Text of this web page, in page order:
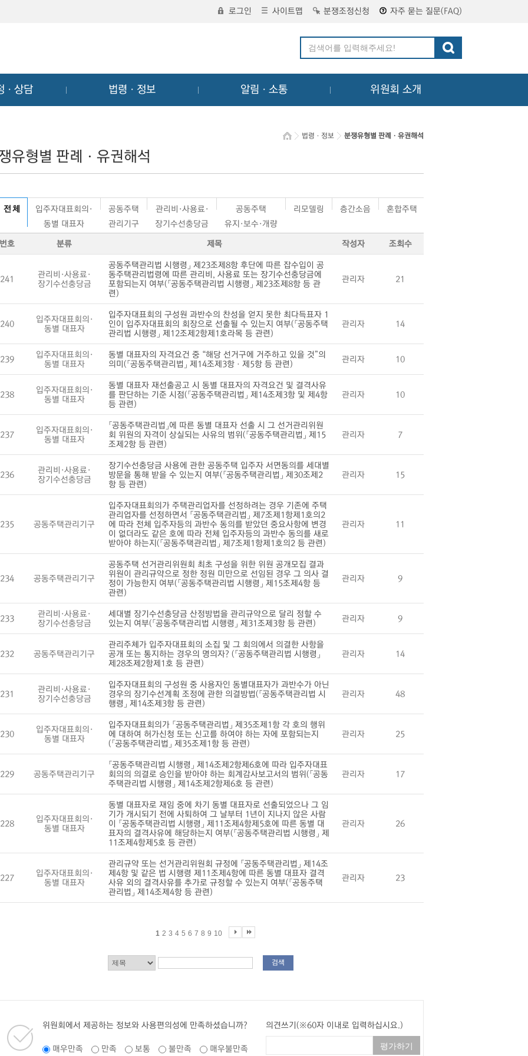
로그인 사이트맵 분쟁조정신청 자주 묻는 질문(FAQ)
ㆍ상담 법령ㆍ정보 알림ㆍ소통 위원회 소개
법령ㆍ정보 분쟁유형별 판례ㆍ유권해석
유형별 판례ㆍ유권해석
전 체
입주자대표회의·
동별 대표자
공동주택
관리기구
관리비·사용료·
장기수선충당금
공동주택
유지·보수·개량
리모델링 층간소음 혼합주택
호 분류 제목 작성자 조회수
241
관리비·사용료·
장기수선충당금
공동주택관리법 시행령」 제23조제8항 후단에 따른 잡수입이 공
동주택관리법령에 따른 관리비, 사용료 또는 장기수선충당금에
포함되는지 여부(「공동주택관리법 시행령」 제23조제8항 등 관
련)
관리자 21
240
입주자대표회의·
동별 대표자
입주자대표회의 구성원 과반수의 찬성을 얻지 못한 최다득표자 1
인이 입주자대표회의 회장으로 선출될 수 있는지 여부(「공동주택
관리법 시행령」 제12조제2항제1호라목 등 관련)
관리자 14
239
입주자대표회의·
동별 대표자
동별 대표자의 자격요건 중 “해당 선거구에 거주하고 있을 것”의
의미(「공동주택관리법」 제14조제3항ㆍ제5항 등 관련)
관리자 10
238
입주자대표회의·
동별 대표자
동별 대표자 재선출공고 시 동별 대표자의 자격요건 및 결격사유
를 판단하는 기준 시점(「공동주택관리법」 제14조제3항 및 제4항
등 관련)
관리자 10
237
입주자대표회의·
동별 대표자
「공동주택관리법」에 따른 동별 대표자 선출 시 그 선거관리위원
회 위원의 자격이 상실되는 사유의 범위(「공동주택관리법」 제15
조제2항 등 관련)
관리자 7
236
관리비·사용료·
장기수선충당금
장기수선충당금 사용에 관한 공동주택 입주자 서면동의를 세대별
방문을 통해 받을 수 있는지 여부(「공동주택관리법」 제30조제2
항 등 관련)
관리자 15
235 공동주택관리기구
입주자대표회의가 주택관리업자를 선정하려는 경우 기존에 주택
관리업자를 선정하면서 「공동주택관리법」 제7조제1항제1호의2
에 따라 전체 입주자등의 과반수 동의를 받았던 중요사항에 변경
이 없더라도 같은 호에 따라 전체 입주자등의 과반수 동의를 새로
받아야 하는지(「공동주택관리법」 제7조제1항제1호의2 등 관련)
관리자 11
234 공동주택관리기구
공동주택 선거관리위원회 최초 구성을 위한 위원 공개모집 결과
위원이 관리규약으로 정한 정원 미만으로 선임된 경우 그 의사 결
정이 가능한지 여부(「공동주택관리법 시행령」 제15조제4항 등
관련)
관리자 9
233
관리비·사용료·
장기수선충당금
세대별 장기수선충당금 산정방법을 관리규약으로 달리 정할 수
있는지 여부(「공동주택관리법 시행령」 제31조제3항 등 관련)
관리자 9
232 공동주택관리기구
관리주체가 입주자대표회의 소집 및 그 회의에서 의결한 사항을
공개 또는 통지하는 경우의 명의자? (「공동주택관리법 시행령」
제28조제2항제1호 등 관련)
관리자 14
231
관리비·사용료·
장기수선충당금
입주자대표회의 구성원 중 사용자인 동별대표자가 과반수가 아닌
경우의 장기수선계획 조정에 관한 의결방법(「공동주택관리법 시
행령」 제14조제3항 등 관련)
관리자 48
230
입주자대표회의·
동별 대표자
입주자대표회의가 「공동주택관리법」 제35조제1항 각 호의 행위
에 대하여 허가신청 또는 신고를 하여야 하는 자에 포함되는지
(「공동주택관리법」 제35조제1항 등 관련)
관리자 25
229 공동주택관리기구
「공동주택관리법 시행령」 제14조제2항제6호에 따라 입주자대표
회의의 의결로 승인을 받아야 하는 회계감사보고서의 범위(「공동
주택관리법 시행령」 제14조제2항제6호 등 관련)
관리자 17
228
입주자대표회의·
동별 대표자
동별 대표자로 재임 중에 차기 동별 대표자로 선출되었으나 그 임
기가 개시되기 전에 사퇴하여 그 날부터 1년이 지나지 않은 사람
이 「공동주택관리법 시행령」 제11조제4항제5호에 따른 동별 대
표자의 결격사유에 해당하는지 여부(「공동주택관리법 시행령」 제
11조제4항제5호 등 관련)
관리자 26
227
입주자대표회의·
동별 대표자
관리규약 또는 선거관리위원회 규정에 「공동주택관리법」 제14조
제4항 및 같은 법 시행령 제11조제4항에 따른 동별 대표자 결격
사유 외의 결격사유를 추가로 규정할 수 있는지 여부(「공동주택
관리법」 제14조제4항 등 관련)
관리자 23
1 2 3 4 5 6 7 8 9 10
검색
위원회에서 제공하는 정보와 사용편의성에 만족하셨습니까?
매우만족 만족 보통 불만족 매우불만족
의견쓰기(※60자 이내로 입력하십시요.)